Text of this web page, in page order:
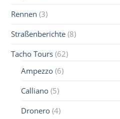
Rennen (3)
Straßenberichte (8)
Tacho Tours (62)
Ampezzo (6)
Calliano (5)
Dronero (4)